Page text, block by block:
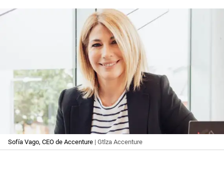
Sofía Vago, CEO de Accenture | Gtlza Accenture